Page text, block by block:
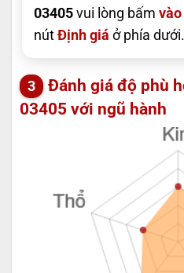
03405 vui lòng bấm
nút Định giá ở phía dưới.
Đánh giá độ phù
03405 với ngũ hành